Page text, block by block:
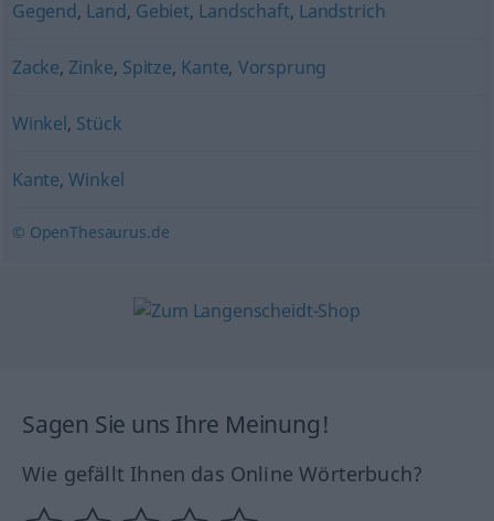
Gegend, Land, Gebiet, Landschaft, Landstrich
Zacke, Zinke, Spitze, Kante, Vorsprung
Winkel, Stück
Kante,Winkel
© OpenThesaurus.de
Sagen Sie uns Ihre Meinung!
Wie gefällt Ihnen das Online Wörterbuch?